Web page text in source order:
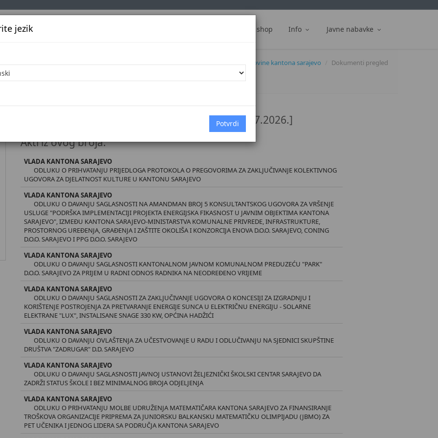
Službena glasila Web shop Info Javne nabavke
jezik
Početna Dokumenti službene novine kantona sarajevo Dokumenti pregled
Službene novine Kantona Sarajevo broj 26/26 [2.7.2026.]
Akti iz ovog broja:
VLADA KANTONA SARAJEVO
ODLUKU O PRIHVATANJU PRIJEDLOGA PROTOKOLA O PREGOVORIMA ZA ZAKLJUČIVANJE KOLEKTIVNOG
UGOVORA ZA DJELATNOST KULTURE U KANTONU SARAJEVO
VLADA KANTONA SARAJEVO
ODLUKU O DAVANJU SAGLASNOSTI NA AMANDMAN BROJ 5 KONSULTANTSKOG UGOVORA ZA VRŠENJE
USLUGE "PODRŠKA IMPLEMENTACIJI PROJEKTA ENERGIJSKA FIKASNOST U JAVNIM OBJEKTIMA KANTONA
SARAJEVO", IZMEĐU KANTONA SARAJEVO-MINISTARSTVA KOMUNALNE PRIVREDE, INFRASTRUKTURE,
PROSTORNOG UREĐENJA, GRAĐENJA I ZAŠTITE OKOLIŠA I KONZORCIJA ENOVA D.O.O. SARAJEVO, CONING
D.O.O. SARAJEVO I PPG D.O.O. SARAJEVO
VLADA KANTONA SARAJEVO
ODLUKU O DAVANJU SAGLASNOSTI KANTONALNOM JAVNOM KOMUNALNOM PREDUZEĆU "PARK"
D.O.O. SARAJEVO ZA PRIJEM U RADNI ODNOS RADNIKA NA NEODREĐENO VRIJEME
VLADA KANTONA SARAJEVO
ODLUKU O DAVANJU SAGLASNOSTI ZA ZAKLJUČIVANJE UGOVORA O KONCESIJI ZA IZGRADNJU I
KORIŠTENJE POSTROJENJA ZA PRETVARANJE ENERGIJE SUNCA U ELEKTRIČNU ENERGIJU - SOLARNE
ELEKTRANE "LUX", INSTALISANE SNAGE 330 KW, OPĆINA HADŽIĆI
VLADA KANTONA SARAJEVO
ODLUKU O DAVANJU OVLAŠTENJA ZA UČESTVOVANJE U RADU I ODLUČIVANJU NA SJEDNICI SKUPŠTINE
DRUŠTVA "ZADRUGAR" D.D. SARAJEVO
VLADA KANTONA SARAJEVO
ODLUKU O DAVANJU SAGLASNOSTI JAVNOJ USTANOVI ŽELJEZNIČKI ŠKOLSKI CENTAR SARAJEVO DA
ZADRŽI STATUS ŠKOLE I BEZ MINIMALNOG BROJA ODJELJENJA
VLADA KANTONA SARAJEVO
ODLUKU O PRIHVATANJU MOLBE UDRUŽENJA MATEMATIČARA KANTONA SARAJEVO ZA FINANSIRANJE
TROŠKOVA ORGANIZACIJE PRIPREMA ZA JUNIORSKU BALKANSKU MATEMATIČKU OLIMPIJADU (JBMO) ZA
PET UČENIKA I JEDNOG LIDERA SA PODRUČJA KANTONA SARAJEVO